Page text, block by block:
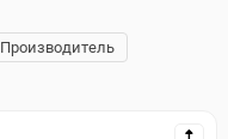
Производитель